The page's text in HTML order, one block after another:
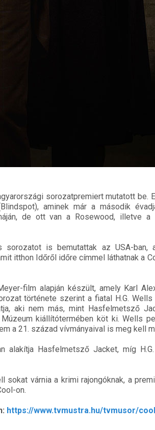
sorozatpremiert mutatott be.
aminek már a második
de ott van a Rosewood, illetve a
sorozatot is bemutattak az USA-ban,
itthon Időről időre címmel láthatnak a
film alapján készült, amely Karl
története szerint a fiatal H.G. Wells
aki nem más, mint Hasfelmetsző
kiállítótermében köt ki. Wells
a 21. század vívmányaival is meg kell
alakítja Hasfelmetsző Jacket, míg
sokat várnia a krimi rajongóknak, a
on.
https://www.tvmustra.hu/tvmusor/cool